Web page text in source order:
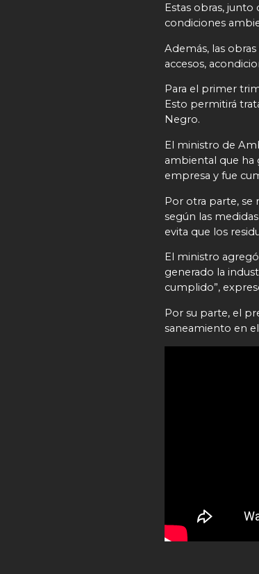
Estas obras,
condiciones
Además, las
accesos,
Para el primer
Esto permitirá
Negro.
El ministro de
ambiental que ha
empresa y fue
Por otra parte, se
según las
evita que los
El ministro
generado la
cumplido”,
Por su parte, el
saneamiento en